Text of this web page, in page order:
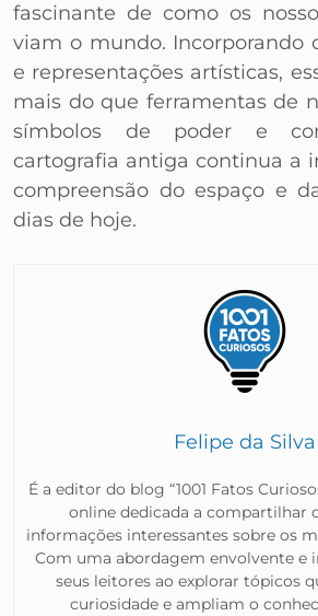
fascinante de como os
viam o mundo. Incorporando
e representações artísticas,
mais do que ferramentas de
símbolos de poder e
cartografia antiga continua a
compreensão do espaço e
dias de hoje.
Felipe da Silva
É a editor do blog “1001 Fatos
online dedicada a compartilhar
informações interessantes sobre os
Com uma abordagem envolvente e
seus leitores ao explorar tópicos
curiosidade e ampliam o